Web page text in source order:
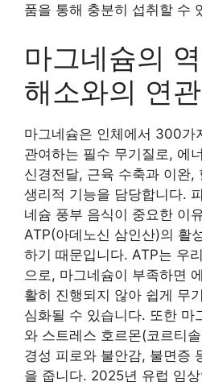
품을 통해 충분히 섭취할 수
마그네슘의
해소와의 연
마그네슘은 인체에서 300가
관여하는 필수 무기질로, 에
신경전달, 근육 수축과 이완,
생리적 기능을 담당합니다.
네슘 풍부 음식이 중요한 이
ATP(아데노신 삼인산)의 활
하기 때문입니다. ATP는 우
으로, 마그네슘이 부족하면
활히 진행되지 않아 쉽게 무
심화될 수 있습니다. 또한 마
와 스트레스 호르몬(코르티
경성 피로와 불안감, 불면증
을 줍니다. 2025년 유럽 임